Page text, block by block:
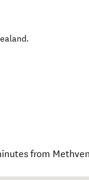
.
from